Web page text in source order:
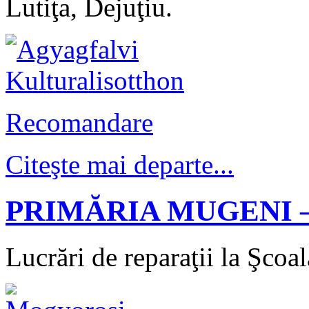
Ca lucrurile sa mearga bine
Ca lucrurile sa mearga bine
Lutiţa, Dejuţiu.
Recomandare
Citeşte mai departe...
PRIMĂRIA MUGENI
Lucrări de reparaţii la